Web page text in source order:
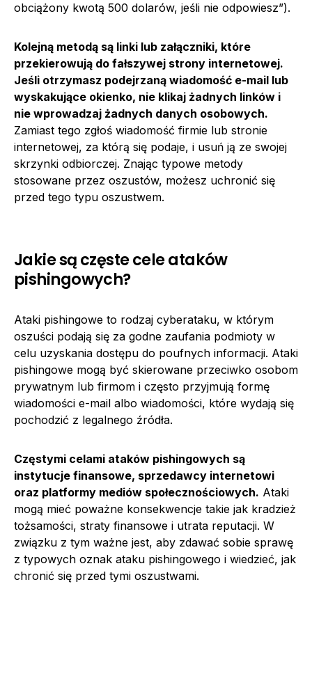
obciążony kwotą 500 dolarów, jeśli nie odpowiesz”).
Kolejną metodą są linki lub załączniki, które
przekierowują do fałszywej strony internetowej.
Jeśli otrzymasz podejrzaną wiadomość e-mail lub
wyskakujące okienko, nie klikaj żadnych linków i
nie wprowadzaj żadnych danych osobowych.
Zamiast tego zgłoś wiadomość firmie lub stronie
internetowej, za którą się podaje, i usuń ją ze swojej
skrzynki odbiorczej. Znając typowe metody
stosowane przez oszustów, możesz uchronić się
przed tego typu oszustwem.
Jakie są częste cele ataków
pishingowych?
Ataki pishingowe to rodzaj cyberataku, w którym
oszuści podają się za godne zaufania podmioty w
celu uzyskania dostępu do poufnych informacji. Ataki
pishingowe mogą być skierowane przeciwko osobom
prywatnym lub firmom i często przyjmują formę
wiadomości e-mail albo wiadomości, które wydają się
pochodzić z legalnego źródła.
Częstymi celami ataków pishingowych są
instytucje finansowe, sprzedawcy internetowi
oraz platformy mediów społecznościowych. Ataki
mogą mieć poważne konsekwencje takie jak kradzież
tożsamości, straty finansowe i utrata reputacji. W
związku z tym ważne jest, aby zdawać sobie sprawę
z typowych oznak ataku pishingowego i wiedzieć, jak
chronić się przed tymi oszustwami.